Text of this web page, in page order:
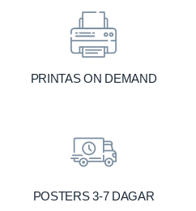
PRINTAS ON DEMAND
POSTERS 3-7 DAGAR